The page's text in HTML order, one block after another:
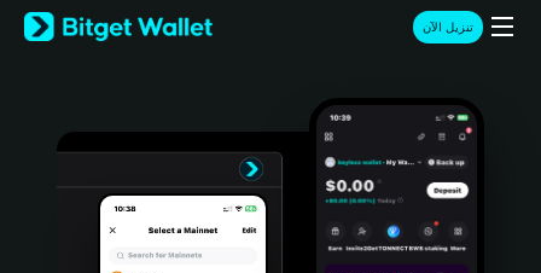
English
日本語
Türkçe
تنزيل الآن